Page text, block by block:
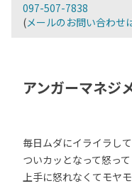
097-507-7838
(メールのお問い合わせ
アンガーマネジ
毎日ムダにイライラし
ついカッとなって怒っ
上手に怒れなくてモヤ